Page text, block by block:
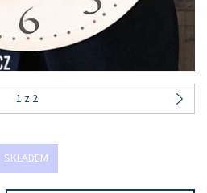
1 z 2
SKLADEM